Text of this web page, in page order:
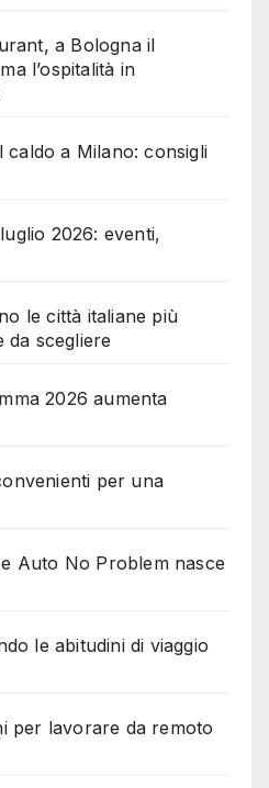
a Bologna il
l’ospitalità in
caldo a Milano: consigli
2026: eventi,
le città italiane più
da scegliere
2026 aumenta
per una
Auto No Problem nasce
le abitudini di viaggio
per lavorare da remoto